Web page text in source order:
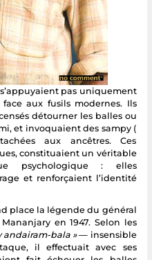
pas uniquement
aux fusils modernes. Ils
détourner les balles ou
et invoquaient des sampy (
aux ancêtres. Ces
constituaient un véritable
psychologique : elles
et renforçaient l’identité
place la légende du général
en 1947. Selon les
andairam-bala »— insensible
il effectuait avec ses